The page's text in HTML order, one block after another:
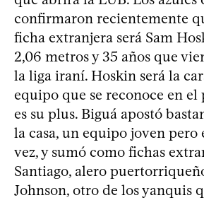
confirmaron recientemente
ficha extranjera será Sam
2,06 metros y 35 años que
la liga iraní. Hoskin será la
equipo que se reconoce en el
es su plus. Biguá apostó
la casa, un equipo joven pero
vez, y sumó como fichas
Santiago, alero
Johnson, otro de los yanquis